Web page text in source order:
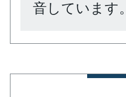
音しています。